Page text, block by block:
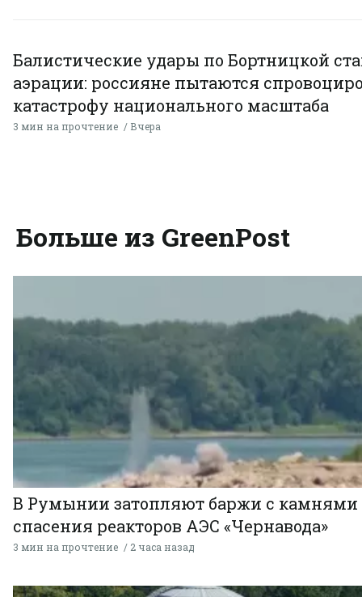
Балистические удары по Бортницкой
аэрации: россияне пытаются
катастрофу национального масштаба
3 мин на прочтение Вчера
Больше из GreenPost
В Румынии затопляют баржи с камнями
спасения реакторов АЭС «Чернавода»
3 мин на прочтение 2 часа назад